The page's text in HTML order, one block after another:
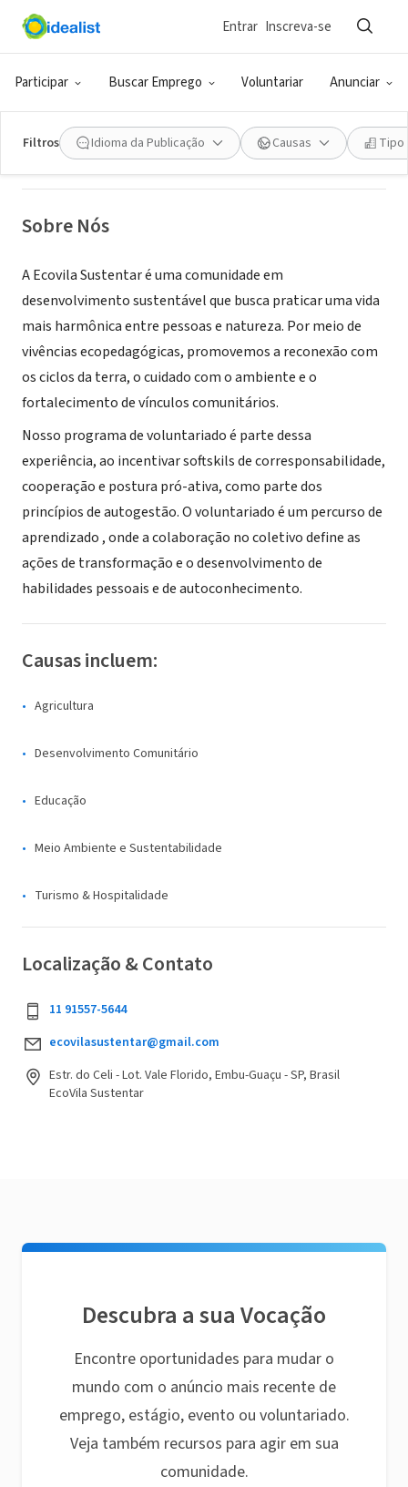
Participar Buscar Emprego Voluntariar Anunciar
Entrar Inscreva-se
Filtros Idioma da Publicação Causas Tipo
COLETIVO (ORGANIZAÇÕES NÃO FORMALIZADAS)
EcoVila Sustentar
Sobre Nós
A Ecovila Sustentar é uma comunidade em
desenvolvimento sustentável que busca praticar uma vida
mais harmônica entre pessoas e natureza. Por meio de
vivências ecopedagógicas, promovemos a reconexão com
os ciclos da terra, o cuidado com o ambiente e o
fortalecimento de vínculos comunitários.
Nosso programa de voluntariado é parte dessa
experiência, ao incentivar softskils de corresponsabilidade,
cooperação e postura pró-ativa, como parte dos
princípios de autogestão. O voluntariado é um percurso de
aprendizado , onde a colaboração no coletivo define as
ações de transformação e o desenvolvimento de
habilidades pessoais e de autoconhecimento.
Causas incluem:
Agricultura
Desenvolvimento Comunitário
Educação
Meio Ambiente e Sustentabilidade
Turismo & Hospitalidade
Localização & Contato
11 91557-5644
ecovilasustentar@gmail.com
Estr. do Celi - Lot. Vale Florido, Embu-Guaçu - SP, Brasil
EcoVila Sustentar
Descubra a sua Vocação
Encontre oportunidades para mudar o
mundo com o anúncio mais recente de
emprego, estágio, evento ou voluntariado.
Veja também recursos para agir em sua
comunidade.